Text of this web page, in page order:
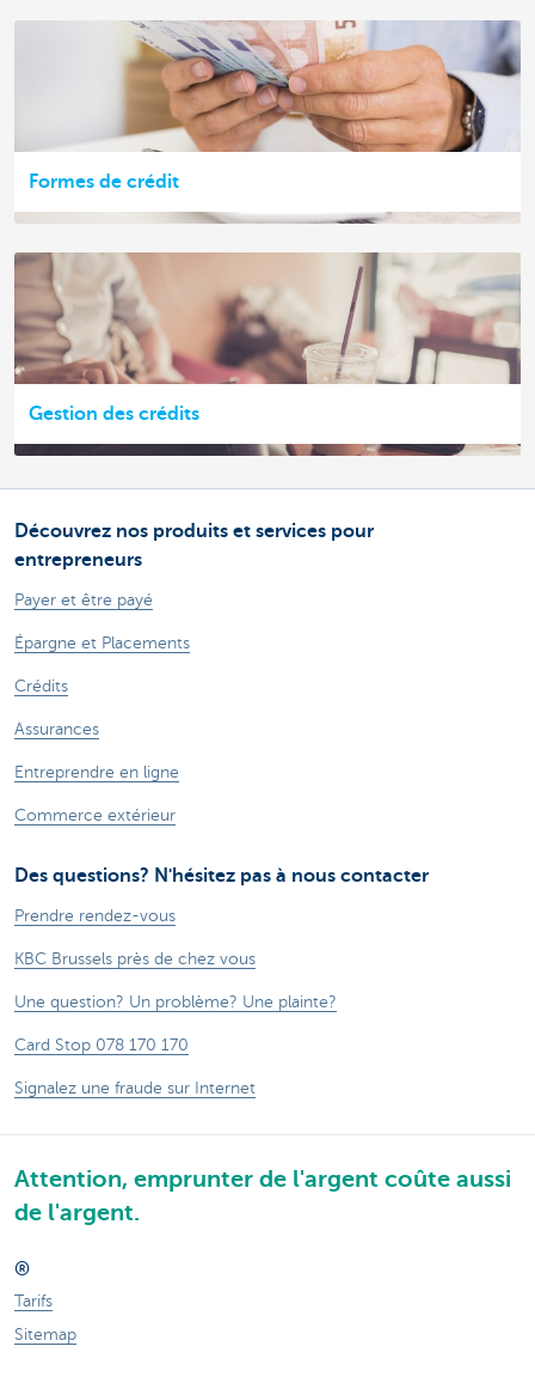
Formes de crédit
Gestion des crédits
Découvrez nos produits et services pour
entrepreneurs
Payer et être payé
Épargne et Placements
Crédits
Assurances
Entreprendre en ligne
Commerce extérieur
Des questions? N'hésitez pas à nous contacter
Prendre rendez-vous
KBC Brussels près de chez vous
Une question? Un problème? Une plainte?
Card Stop 078 170 170
Signalez une fraude sur Internet
Attention, emprunter de l'argent coûte aussi
de l'argent.
®
Tarifs
Sitemap